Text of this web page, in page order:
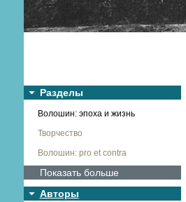
Разделы
Волошин: эпоха и жизнь
Творчество
Волошин: pro et contra
Показать больше
Авторы